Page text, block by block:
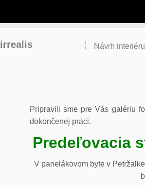
irrealis Návrh interiéru
Pripravili sme pre Vás galériu
dokončenej práci.
Predeľovacia
V panelákovom byte v